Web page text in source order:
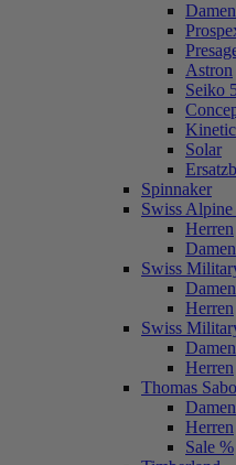
Damen
Astron
Seiko
Kinetic
Solar
Spinnaker
Swiss
Herren
Damen
Swiss
Damen
Herren
Swiss
Damen
Herren
Thomas Sabo
Damen
Herren
Sale %